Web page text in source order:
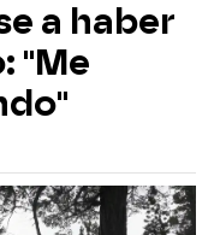
a haber
"Me